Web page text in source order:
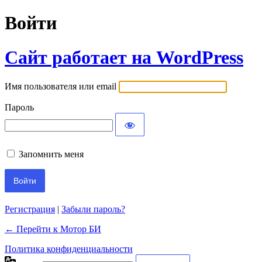
Войти
Сайт работает на WordPress
Имя пользователя или email
Пароль
Запомнить меня
Регистрация | Забыли пароль?
← Перейти к Мотор БИ
Политика конфиденциальности